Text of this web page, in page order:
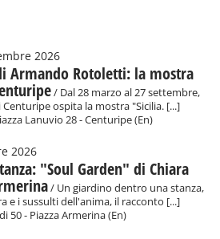
2026
Armando Rotoletti: la mostra
/ Dal 28 marzo al 27 settembre,
ospita la mostra "Sicilia. [...]
Lanuvio 28 - Centuripe (En)
2026
"Soul Garden" di Chiara
/ Un giardino dentro una stanza,
e i sussulti dell'anima, il racconto [...]
50 - Piazza Armerina (En)